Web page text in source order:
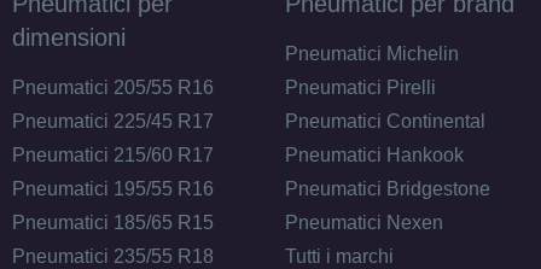
Black 6 fori 16" 7X16
ET15 6x114.3
ARCASTING Racer Matt
Anthracite 5 fori 16"
7X16 ET30 5x130
Foro centrale: 84.1mm
dimensioni
Pneumatici 205/55 R16
Pneumatici 225/45 R17
Pneumatici 215/60 R17
Pneumatici 195/55 R16
Pneumatici 185/65 R15
Pneumatici 235/55 R18
Pneumatici Michelin
Pneumatici Pirelli
Pneumatici Continental
Pneumatici Hankook
Pneumatici Bridgestone
Pneumatici Nexen
Tutti i marchi